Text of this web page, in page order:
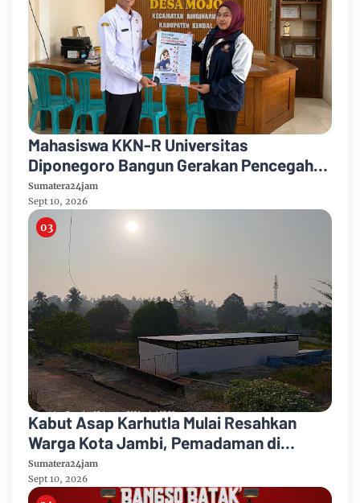
Mahasiswa KKN-R Universitas
Diponegoro Bangun Gerakan Pencegahan
Pernikahan Dini dan Stunting di Desa
Mojo
Sumatera24jam
Sept 10, 2026
Kabut Asap Karhutla Mulai Resahkan
Warga Kota Jambi, Pemadaman di
Sungai Gelam Terus Dikebut
Sumatera24jam
Sept 10, 2026